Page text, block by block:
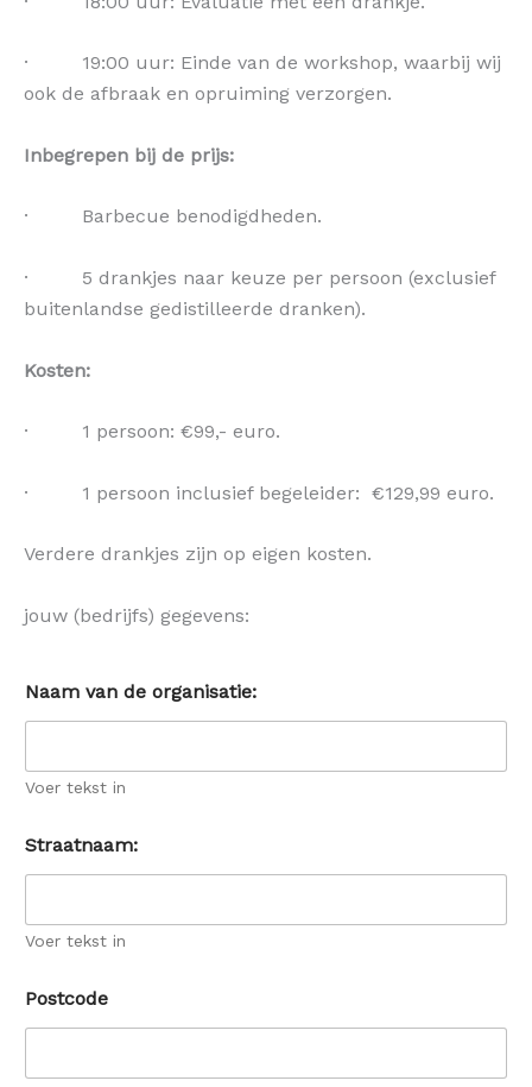
· 19:00 uur: Einde van de workshop, waarbij wij
ook de afbraak en opruiming verzorgen.
Inbegrepen bij de prijs:
· Barbecue benodigdheden.
· 5 drankjes naar keuze per persoon (exclusief
buitenlandse gedistilleerde dranken).
Kosten:
· 1 persoon: €99,- euro.
· 1 persoon inclusief begeleider: €129,99 euro.
Verdere drankjes zijn op eigen kosten.
jouw (bedrijfs) gegevens:
Naam van de organisatie:
Voer tekst in
Straatnaam:
Voer tekst in
Postcode